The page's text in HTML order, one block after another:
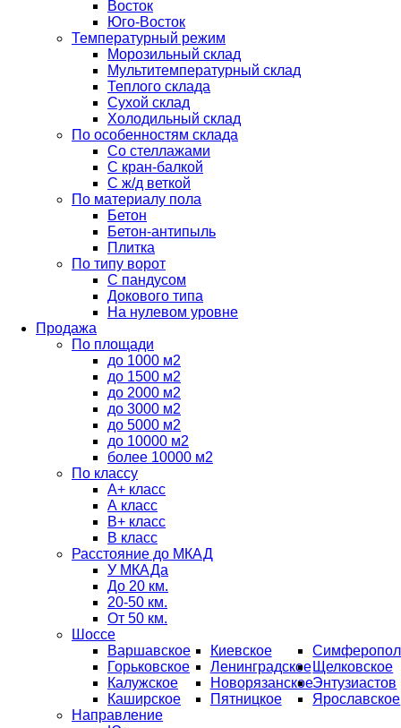
Восток
Юго-Восток
Температурный режим
Морозильный склад
Мультитемпературный склад
Теплого склада
Сухой склад
Холодильный склад
По особенностям склада
Со стеллажами
С кран-балкой
С ж/д веткой
По материалу пола
Бетон
Бетон-антипыль
Плитка
По типу ворот
С пандусом
Докового типа
На нулевом уровне
Продажа
По площади
до 1000 м2
до 1500 м2
до 2000 м2
до 3000 м2
до 5000 м2
до 10000 м2
более 10000 м2
По классу
A+ класс
А класс
В+ класс
B класс
Расстояние до МКАД
У МКАДа
До 20 км.
20-50 км.
От 50 км.
Шоссе
Варшавское
Горьковское
Калужское
Каширское
Киевское
Ленинградское
Новорязанское
Пятницкое
Щелковское
Энтузиастов
Ярославское
Направление